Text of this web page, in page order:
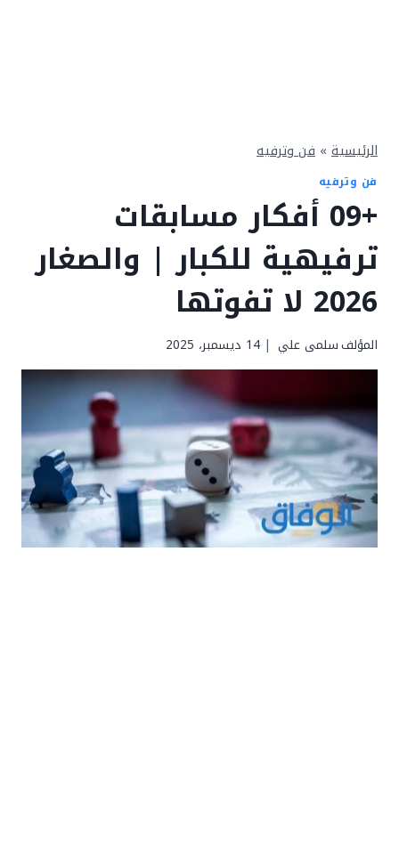
الرئيسية » فن وترفيه
فن وترفيه
+09 أفكار مسابقات
ترفيهية للكبار | والصغار
2026 لا تفوتها
المؤلفسلمى علي 14 ديسمبر، 2025